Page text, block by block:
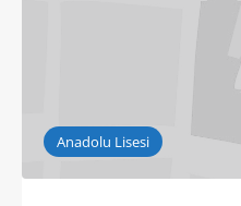
Anadolu Lisesi